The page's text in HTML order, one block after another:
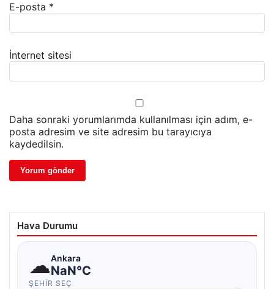
E-posta *
İnternet sitesi
Daha sonraki yorumlarımda kullanılması için adım, e-
posta adresim ve site adresim bu tarayıcıya
kaydedilsin.
Hava Durumu
☁Ankara
NaN°C
ŞEHIR SEÇ